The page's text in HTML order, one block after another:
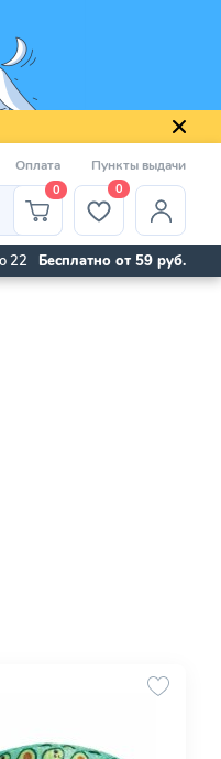
Оплата Пункты выдачи
0 0
22 Бесплатно от 59 руб.